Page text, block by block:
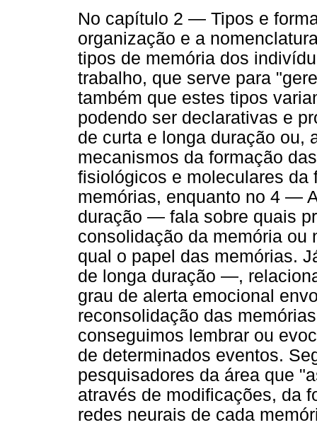
No capítulo 2 — Tipos e
organização e a
tipos de memória dos
trabalho, que serve para
também que estes tipos
podendo ser declarativas e
de curta e longa duração
mecanismos da formação
fisiológicos e moleculares da
memórias, enquanto no 4 —
duração — fala sobre quais
consolidação da memória ou
qual o papel das memórias.
de longa duração —,
grau de alerta emocional
reconsolidação das
conseguimos lembrar ou
de determinados eventos.
pesquisadores da área que
através de modificações, da
redes neurais de cada